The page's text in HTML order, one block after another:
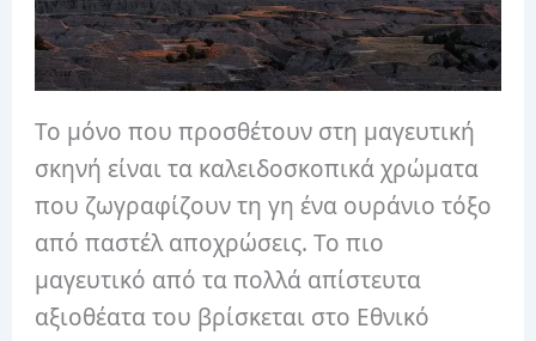
Το μόνο που προσθέτουν στη μαγευτική
σκηνή είναι τα καλειδοσκοπικά χρώματα
που ζωγραφίζουν τη γη ένα ουράνιο τόξο
από παστέλ αποχρώσεις. Το πιο
μαγευτικό από τα πολλά απίστευτα
αξιοθέατα του βρίσκεται στο Εθνικό